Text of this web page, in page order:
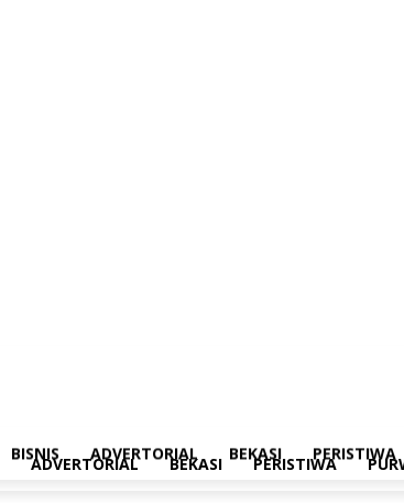
ADVERTORIAL BEKASI PERISTIWA
BISNIS ADVERTORIAL BEKASI PERISTIWA